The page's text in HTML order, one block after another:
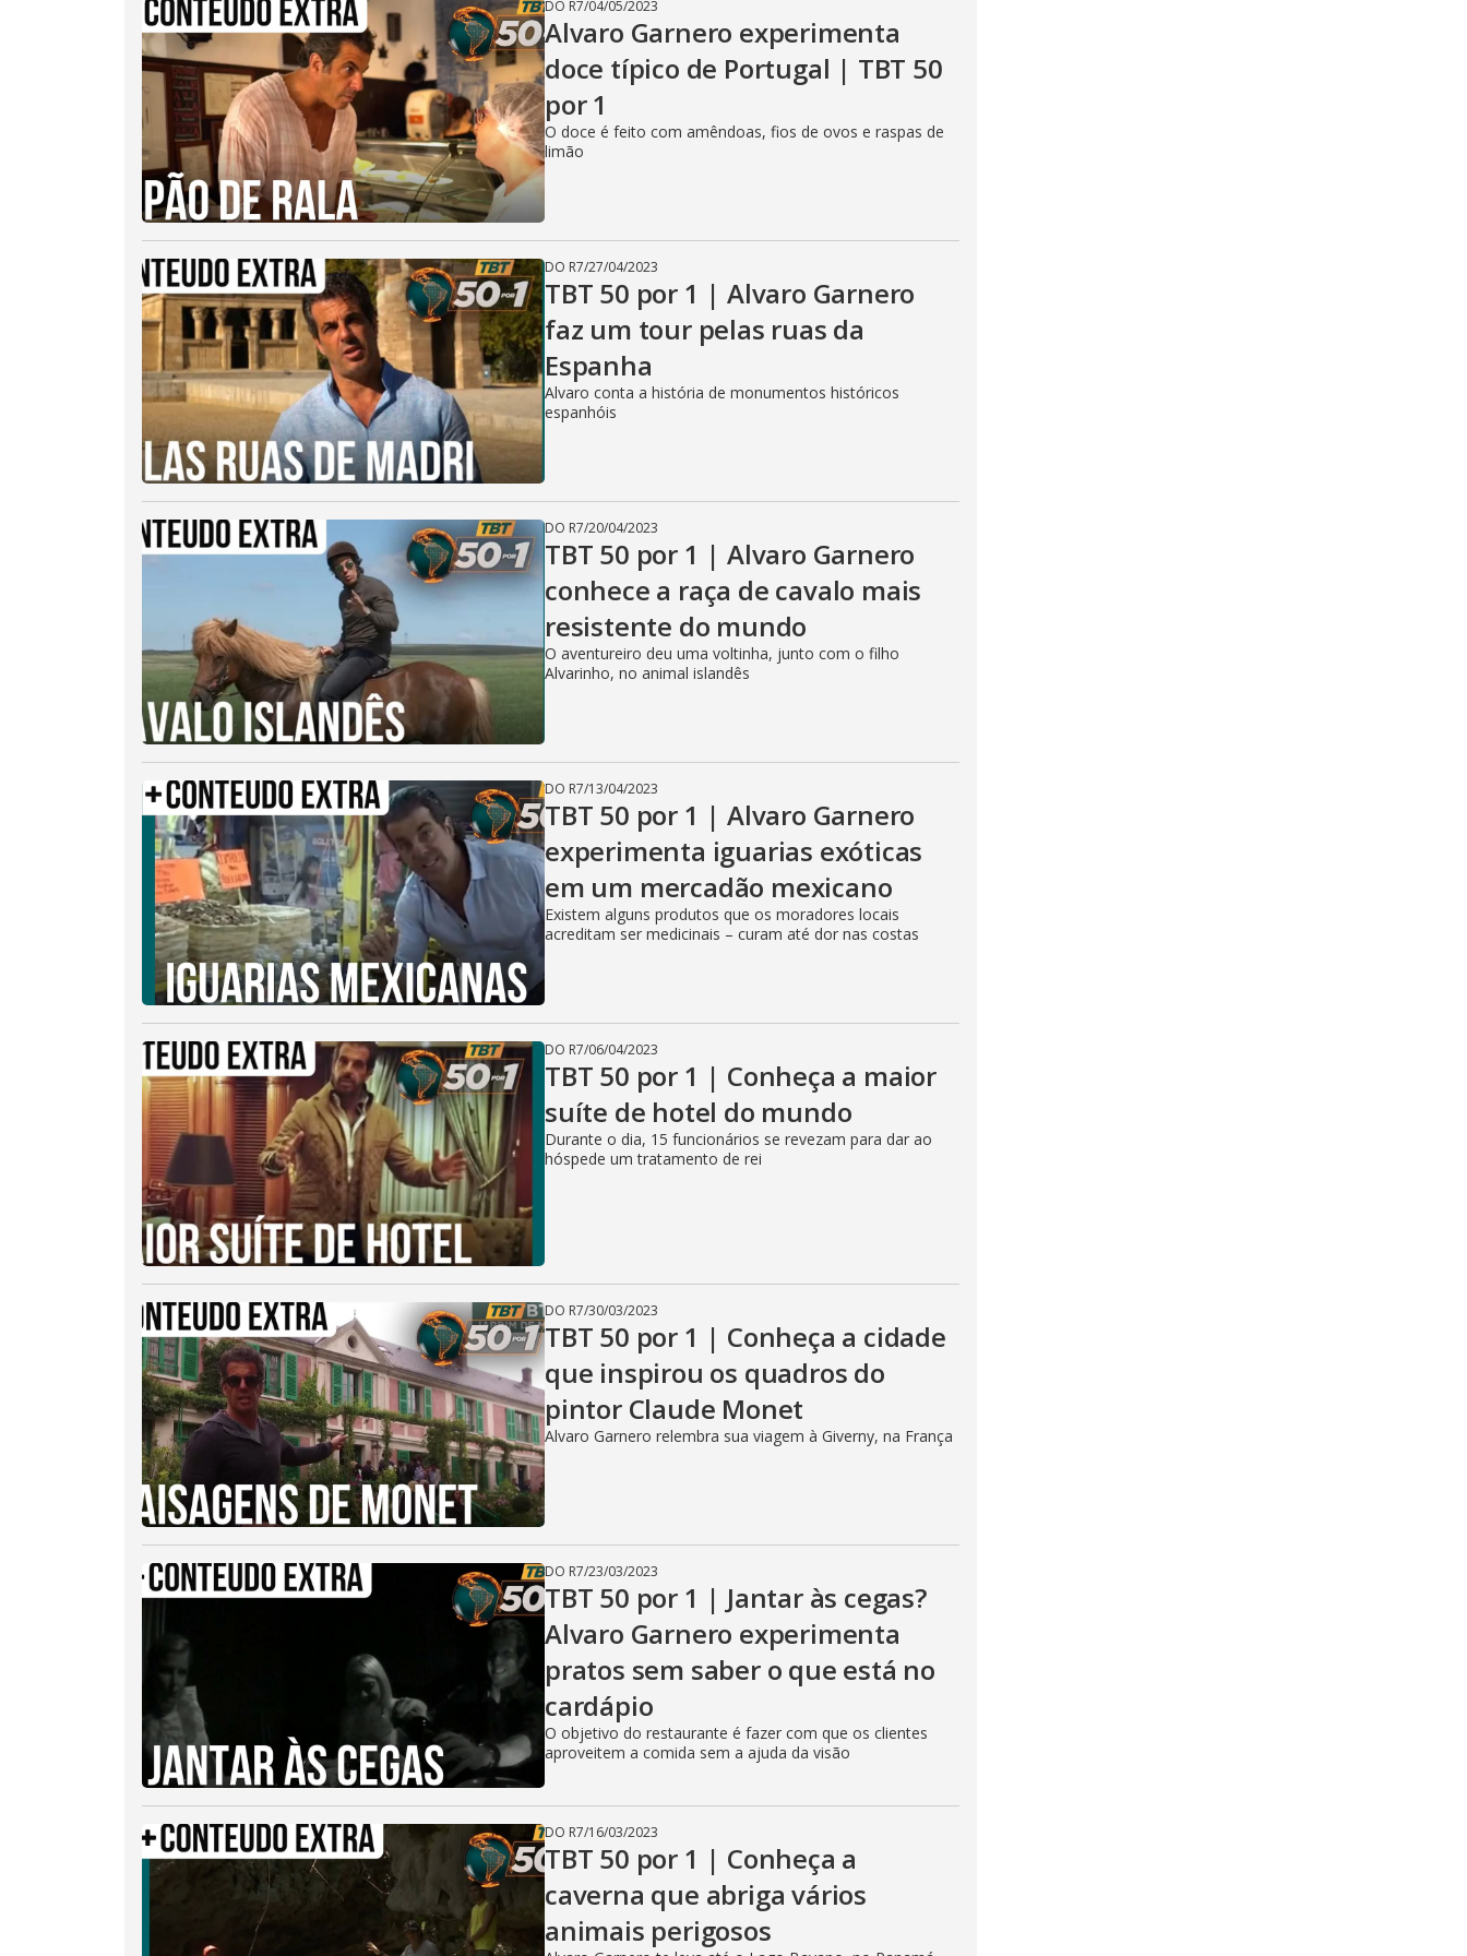
DO R7/04/05/2023
Alvaro Garnero experimenta
doce típico de Portugal | TBT 50
por 1
O doce é feito com amêndoas, fios de ovos e raspas de
limão
DO R7/27/04/2023
TBT 50 por 1 | Alvaro Garnero
faz um tour pelas ruas da
Espanha
Alvaro conta a história de monumentos históricos
espanhóis
DO R7/20/04/2023
TBT 50 por 1 | Alvaro Garnero
conhece a raça de cavalo mais
resistente do mundo
O aventureiro deu uma voltinha, junto com o filho
Alvarinho, no animal islandês
DO R7/13/04/2023
TBT 50 por 1 | Alvaro Garnero
experimenta iguarias exóticas
em um mercadão mexicano
Existem alguns produtos que os moradores locais
acreditam ser medicinais – curam até dor nas costas
DO R7/06/04/2023
TBT 50 por 1 | Conheça a maior
suíte de hotel do mundo
Durante o dia, 15 funcionários se revezam para dar ao
hóspede um tratamento de rei
DO R7/30/03/2023
TBT 50 por 1 | Conheça a cidade
que inspirou os quadros do
pintor Claude Monet
Alvaro Garnero relembra sua viagem à Giverny, na França
DO R7/23/03/2023
TBT 50 por 1 | Jantar às cegas?
Alvaro Garnero experimenta
pratos sem saber o que está no
cardápio
O objetivo do restaurante é fazer com que os clientes
aproveitem a comida sem a ajuda da visão
DO R7/16/03/2023
TBT 50 por 1 | Conheça a
caverna que abriga vários
animais perigosos